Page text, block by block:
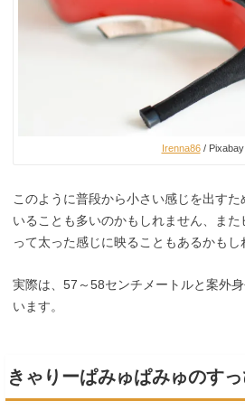
Irenna86/ Pixabay
このように普段から小さい感じを出す
いることも多いのかもしれません、また
って太った感じに映ることもあるかもし
実際は、57～58センチメートルと案外
います。
きゃりーぱみゅぱみゅのす